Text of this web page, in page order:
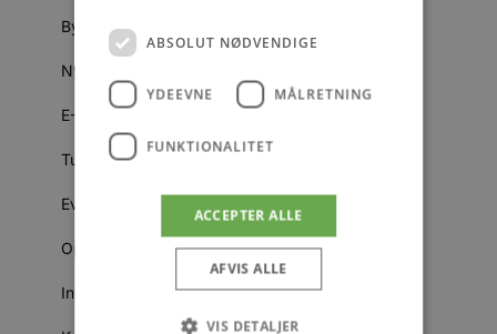
Byer
Nyheder
E-Avis
Turistmagasinet
Events
Oplevelser
Information
ABSOLUT NØDVENDIGE
YDEEVNE MÅLRETNING
FUNKTIONALITET
ACCEPTER ALLE
AFVIS ALLE
VIS DETALJER